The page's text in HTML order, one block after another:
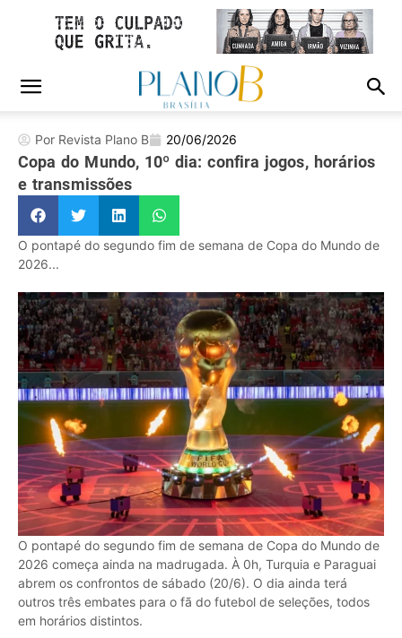
Por Revista Plano B 20/06/2026
Copa do Mundo, 10º dia: confira jogos, horários
e transmissões
O pontapé do segundo fim de semana de Copa do Mundo de
2026...
O pontapé do segundo fim de semana de Copa do Mundo de
2026 começa ainda na madrugada. À 0h, Turquia e Paraguai
abrem os confrontos de sábado (20/6). O dia ainda terá
outros três embates para o fã do futebol de seleções, todos
em horários distintos.